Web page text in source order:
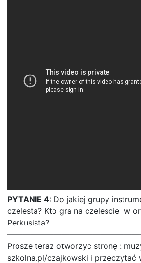
PYTANIE 4: Do jakiej grupy
czelesta? Kto gra na czelescie w
Perkusista?
Prosze teraz otworzyc stronę :
szkolna.pl/czajkowski i przeczytać